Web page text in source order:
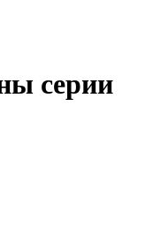
серии